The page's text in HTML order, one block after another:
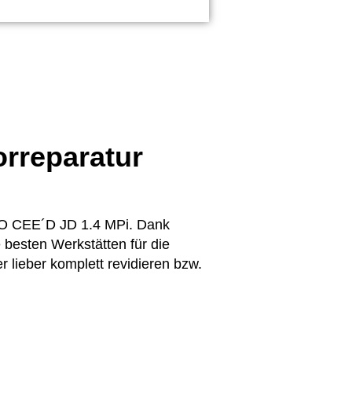
CEE´D JD 1.4 MPi. Dank
Werkstätten für die
lieber komplett revidieren bzw.